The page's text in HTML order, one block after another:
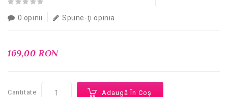
0 opinii Spune-ţi opinia
169,00 RON
Cantitate Adaugă În Coş